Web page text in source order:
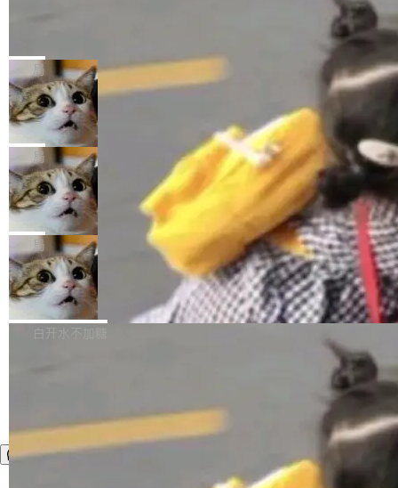
“启蒙老师”。 而今年，恰好是雷霄骅离世十周
年。FFmpeg 社区最终选择用一个大版本的名
字，留下了这份纪念。 雷霄骅曾是中国传媒大学
数字电视技术方向的博士生，长期从事视频、音
频技...
编写程序，目标是完成电商平台作者信息与商品
列表的数据匹配 —— 一项常规的数据处理任
务，最终却产生了 180 万美元的账单，实际支出
超出原定预算 860%。 更令人意外的是，该项目
最终并未成功落地，而高额算力消耗持续运行长
达 5 个月，公司直到财务对账时才察觉异常。这
意味着一个无人看管的 AI 程序，在近半年时间
里日夜不停地"烧钱"。 复盘显示，...
e CEO Clément Delangue 在 CNBC 的采访里
没有拐弯抹角。他说中国正在赢得 AI 竞赛，而
且按目前的速度，中国 AI 工具预计在今年底或
2027 年就能追上美国前沿实验室的水平。 Dela
ngue 把原因归结为一件事：开放协作。中国的
AI 开发者在一个共享和协作的生态里加速迭代，
而美国模型厂商在"闭门造车"。他的原话是 "buil
ding in silos"——各自为战，互不通气。 这个判
断从他嘴里说出来分量不同。Hugging Face 是
全球最大的开源 AI 平台，上面跑着上百万个模
型。谁在开源赛道上领先，...
局
当 AI agent 把源码变成了最好的扩展系
统，开发者工具必须开源
五年前，David Crawshaw 问过很多软件工程师
一个问题：你写过什么给自己用的程序？答案几
乎都是没有。工程师们整天用别人写的程序写程
序给别人用。偶尔有人自己写个博客系统、智能
家居控制、家庭实验室，都算稀奇事。 Crawsh
aw 是 Shelley 的作者，一个开源 AI coding age
nt。他最近在博客上写了一篇文章，核心论点很
简单：开发者工具必须开源。 理由不是传统的自
由软件情怀，而是一个跟 AI agent 直接相关的
技术判断。 两行 prompt 就能个性化任何软件 C
局
DeepSeek Harness 宣布内测邀请，全
网最大规模开源 Agent 路演现场诞生
一条内测招募帖，发出去的时候大概没人想到它
会变成一场开源 Agent 生态的路演。 8月1日，
DeepSeek Harness 团队负责人崔添翼（tiany
i）在 X 上发帖： 「如果你是 Agent Harness 相
关开源项目的开发者，希望参加 DeepSeek Har
ness 的内测，可以回复或私信联系我。请附上
Harness 负责把能力落到真实环境中——调用工
具、读写文件、管理上下文、处理错误、完成闭
环。崔添翼招人的标...
局
商汤 SenseNova U1.5-Lite-Preview
开源
商汤科技宣布面向社区开源轻量级统一多模态模
型的预览版本 SenseNova U1.5-Lite-Preview。
理解、推理、生成与编辑，还仅以 8B-MoT 的轻
量大小，将能力推进到4K、更精细的真实质感、
更复杂的视觉控制和可持续迭代编辑。 相比 U
1，U1.5-Lite-Preview 在以下方向上带来了显著
白开水不加糖